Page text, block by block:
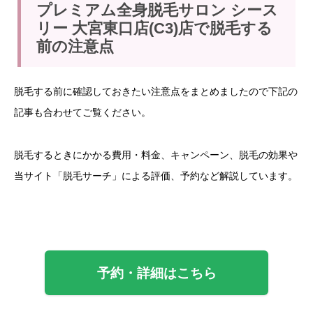
プレミアム全身脱毛サロン シース
リー 大宮東口店(C3)店で脱毛する
前の注意点
脱毛する前に確認しておきたい注意点をまとめましたので下記の
記事も合わせてご覧ください。
脱毛するときにかかる費用・料金、キャンペーン、脱毛の効果や
当サイト「脱毛サーチ」による評価、予約など解説しています。
予約・詳細はこちら